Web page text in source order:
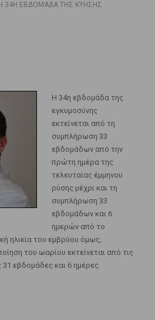
Η 34Η ΕΒΔΟΜΑΔΑ ΤΗΣ ΚΥΗΣΗΣ
Η 34η εβδομάδα της
εγκυμοσύνης
εκτείνεται από τη
συμπλήρωση 33
εβδομάδων από την
πρώτη ημέρα της
τελευταίας έμμηνου
ρύσης μέχρι και τη
συμπλήρωση 33
εβδομάδων και 6
ημερών από το
ηλικία του εμβρύου όμως,
του ωαρίου εκτείνεται από τις
31 εβδομάδες και 6 ημέρες.